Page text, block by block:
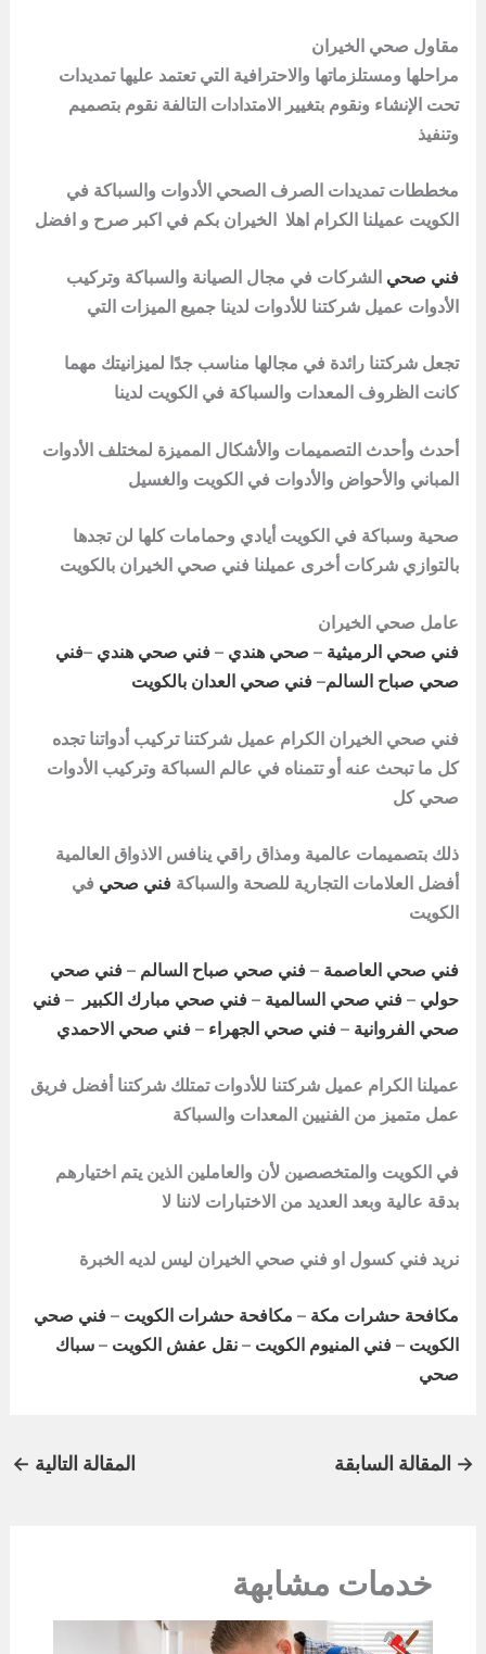
مقاول صحي الخيران
مراحلها ومستلزماتها والاحترافية التي تعتمد عليها تمديدات
تحت الإنشاء ونقوم بتغيير الامتدادات التالفة نقوم بتصميم
وتنفيذ
مخططات تمديدات الصرف الصحي الأدوات والسباكة في
الكويت عميلنا الكرام اهلا
الخيران بكم في اكبر صرح و افضل
فني صحي الشركات في مجال الصيانة والسباكة وتركيب
الأدوات عميل شركتنا للأدوات لدينا جميع الميزات التي
تجعل شركتنا رائدة في مجالها مناسب جدًا لميزانيتك مهما
كانت الظروف المعدات والسباكة في الكويت لدينا
أحدث وأحدث التصميمات والأشكال المميزة لمختلف الأدوات
المباني والأحواض والأدوات في الكويت والغسيل
صحية وسباكة في الكويت أيادي وحمامات كلها لن تجدها
بالتوازي شركات أخرى عميلنا فني صحي الخيران بالكويت
عامل صحي الخيران
فني صحي الرميثية – صحي هندي –فني صحي هندي –فني
صحي صباح السالم– فني صحي العدان بالكويت
فني صحي الخيران الكرام عميل شركتنا تركيب أدواتنا تجده
كل ما تبحث عنه أو تتمناه في عالم السباكة وتركيب الأدوات
صحي كل
ذلك بتصميمات عالمية ومذاق راقي ينافس الاذواق العالمية
أفضل العلامات التجارية للصحة والسباكة فني صحي في
الكويت
فني صحي العاصمة – فني صحي صباح السالم – فني صحي
حولي – فني صحي السالمية – فني صحي مبارك الكبير – فني
صحي الفروانية – فني صحي الجهراء – فني صحي الاحمدي
عميلنا الكرام عميل شركتنا للأدوات تمتلك شركتنا أفضل فريق
عمل متميز من الفنيين المعدات والسباكة
في الكويت والمتخصصين لأن والعاملين الذين يتم اختيارهم
بدقة عالية وبعد العديد من الاختبارات لاننا لا
نريد فني كسول او فني صحي الخيران ليس لديه الخبرة
مكافحة حشرات مكة – مكافحة حشرات الكويت – فني صحي
الكويت – فني المنيوم الكويت – نقل عفش الكويت – سباك
صحي
→ المقالة السابقة المقالة التالية ←
خدمات مشابهة